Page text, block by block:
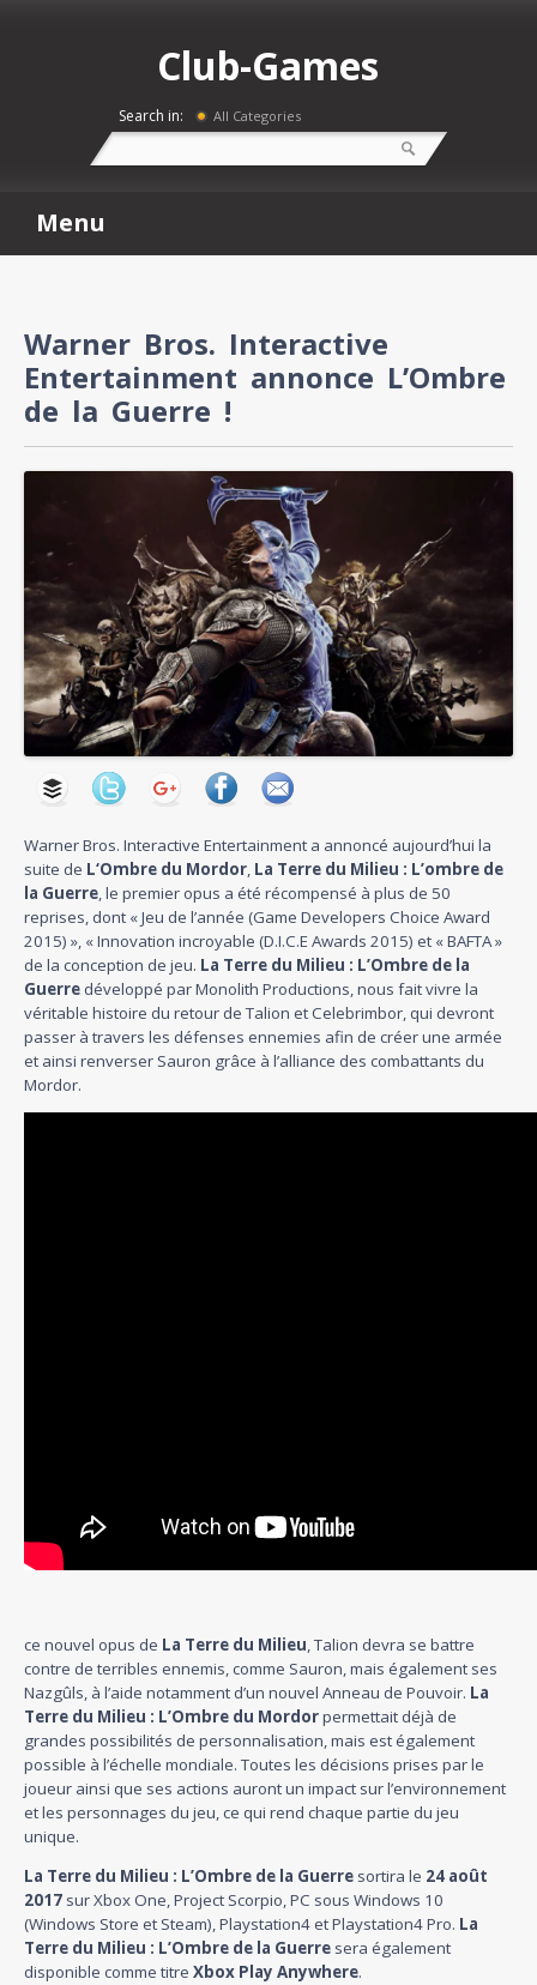
Club-Games
Search in: All Categories
Menu
Warner Bros. Interactive
Entertainment annonce L’Ombre
de la Guerre !
Warner Bros. Interactive Entertainment a annoncé aujourd’hui la
suite de L‘Ombre du Mordor, La Terre du Milieu : L’ombre de
la Guerre, le premier opus a été récompensé à plus de 50
reprises, dont « Jeu de l’année (Game Developers Choice Award
2015) », « Innovation incroyable (D.I.C.E Awards 2015) et « BAFTA »
de la conception de jeu. La Terre du Milieu : L’Ombre de la
Guerre développé par Monolith Productions, nous fait vivre la
véritable histoire du retour de Talion et Celebrimbor, qui devront
passer à travers les défenses ennemies afin de créer une armée
et ainsi renverser Sauron grâce à l’alliance des combattants du
Mordor.
ce nouvel opus de La Terre du Milieu, Talion devra se battre
contre de terribles ennemis, comme Sauron, mais également ses
Nazgûls, à l’aide notamment d’un nouvel Anneau de Pouvoir. La
Terre du Milieu : L’Ombre du Mordorpermettait déjà de
grandes possibilités de personnalisation, mais est également
possible à l’échelle mondiale. Toutes les décisions prises par le
joueur ainsi que ses actions auront un impact sur l’environnement
et les personnages du jeu, ce qui rend chaque partie du jeu
unique.
La Terre du Milieu : L’Ombre de la Guerre sortira le 24 août
2017 sur Xbox One, Project Scorpio, PC sous Windows 10
(Windows Store et Steam), Playstation4 et Playstation4 Pro. La
Terre du Milieu : L’Ombre de la Guerre sera également
disponible comme titreXbox Play Anywhere.